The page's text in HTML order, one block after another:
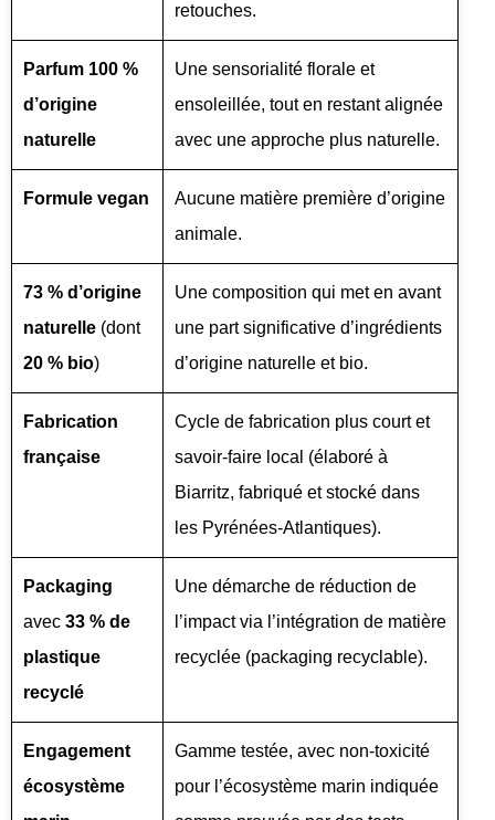
retouches.
Parfum 100 %
d’origine
naturelle
Une sensorialité florale et
ensoleillée, tout en restant alignée
avec une approche plus naturelle.
Formule vegan
Aucune matière première d’origine
animale.
73 % d’origine
naturelle (dont
20 % bio)
Une composition qui met en avant
une part significative d’ingrédients
d’origine naturelle et bio.
Fabrication
française
Cycle de fabrication plus court et
savoir-faire local (élaboré à
Biarritz, fabriqué et stocké dans
les Pyrénées-Atlantiques).
Packaging
avec 33 % de
plastique
recyclé
Une démarche de réduction de
l’impact via l’intégration de matière
recyclée (packaging recyclable).
Engagement
écosystème
Gamme testée, avec non-toxicité
pour l’écosystème marin indiquée